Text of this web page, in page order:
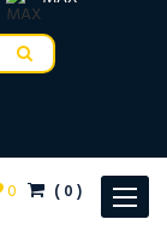
Toggle
0 (0)